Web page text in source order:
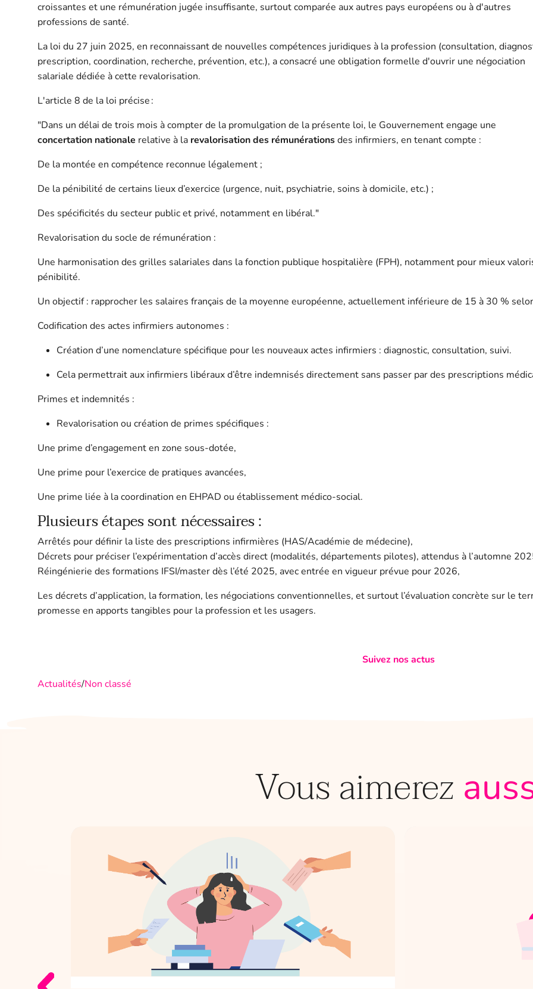
croissantes et une rémunération jugée insuffisante, surtout comparée aux autres pays européens ou à d'autres
professions de santé.
La loi du 27 juin 2025, en reconnaissant de nouvelles compétences juridiques à la profession (consultation,
prescription, coordination, recherche, prévention, etc.), a consacré une obligation formelle d'ouvrir une négociation
salariale dédiée à cette revalorisation.
L'article 8 de la loi précise :
"Dans un délai de trois mois à compter de la promulgation de la présente loi, le Gouvernement engage une
concertation nationale relative à la revalorisation des rémunérationsdes infirmiers, en tenant compte :
De la montée en compétence reconnue légalement ;
De la pénibilité de certains lieux d’exercice (urgence, nuit, psychiatrie, soins à domicile, etc.) ;
Des spécificités du secteur public et privé, notamment en libéral."
Revalorisation du socle de rémunération :
Une harmonisation des grilles salariales dans la fonction publique hospitalière (FPH), notamment pour mieux
pénibilité.
Un objectif : rapprocher les salaires français de la moyenne européenne, actuellement inférieure de 15 à 30 %
Codification des actes infirmiers autonomes :
Création d’une nomenclature spécifique pour les nouveaux actes infirmiers : diagnostic, consultation, suivi.
Cela permettrait aux infirmiers libéraux d’être indemnisés directement sans passer par des prescriptions
Primes et indemnités :
Revalorisation ou création de primes spécifiques :
Une prime d’engagement en zone sous-dotée,
Une prime pour l’exercice de pratiques avancées,
Une prime liée à la coordination en EHPAD ou établissement médico-social.
Plusieurs étapes sont nécessaires :
Arrêtés pour définir la liste des prescrip­tions infirmières (HAS/Académie de médecine),
Décrets pour préciser l’expérimentation d’accès direct (modalités, départements pilotes), attendus à l’automne
Réingénierie des formations IFSI/master dès l’été 2025, avec entrée en vigueur prévue pour 2026,
Les décrets d’application, la formation, les négociations conventionnelles, et surtout l’évaluation concrète sur le
promesse en apports tangibles pour la profession et les usagers.
Suivez nos actus
Actualités/Non classé
Vous aimerez